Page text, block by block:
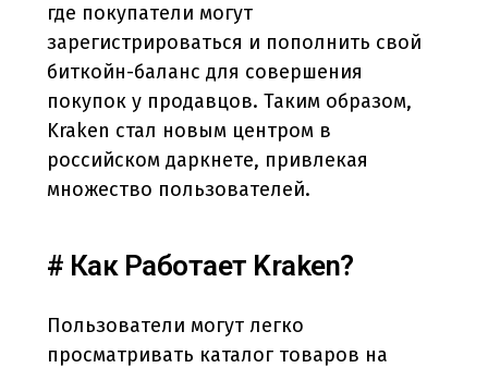
где покупатели могут
зарегистрироваться и пополнить свой
биткойн-баланс для совершения
покупок у продавцов. Таким образом,
Kraken стал новым центром в
российском даркнете, привлекая
множество пользователей.
# Как Работает Kraken?
Пользователи могут легко
просматривать каталог товаров на